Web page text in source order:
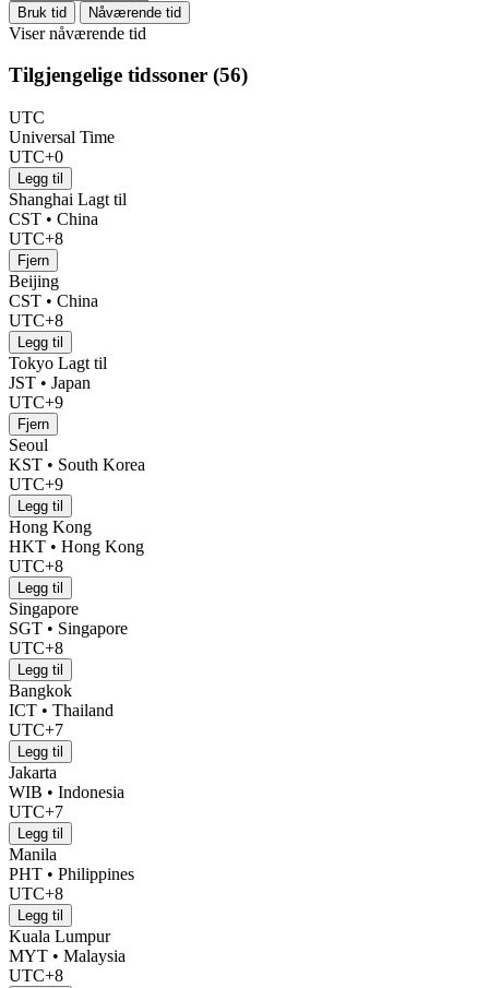
Bruk tid Nåværende tid
Viser nåværende tid
Tilgjengelige tidssoner (56)
UTC
Universal Time
UTC+0
Legg til
Shanghai Lagt til
CST • China
UTC+8
Fjern
Beijing
CST • China
UTC+8
Legg til
Tokyo Lagt til
JST • Japan
UTC+9
Fjern
Seoul
KST • South Korea
UTC+9
Legg til
Hong Kong
HKT • Hong Kong
UTC+8
Legg til
Singapore
SGT • Singapore
UTC+8
Legg til
Bangkok
ICT • Thailand
UTC+7
Legg til
Jakarta
WIB • Indonesia
UTC+7
Legg til
Manila
PHT • Philippines
UTC+8
Legg til
Kuala Lumpur
MYT • Malaysia
UTC+8